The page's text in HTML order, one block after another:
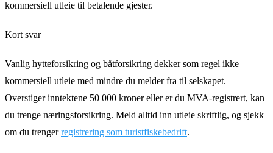
kommersiell utleie til betalende gjester.
Kort svar
Vanlig hytteforsikring og båtforsikring dekker som regel ikke
kommersiell utleie med mindre du melder fra til selskapet.
Overstiger inntektene 50 000 kroner eller er du MVA-registrert, kan
du trenge næringsforsikring. Meld alltid inn utleie skriftlig, og sjekk
om du trengerregistrering som turistfiskebedrift.